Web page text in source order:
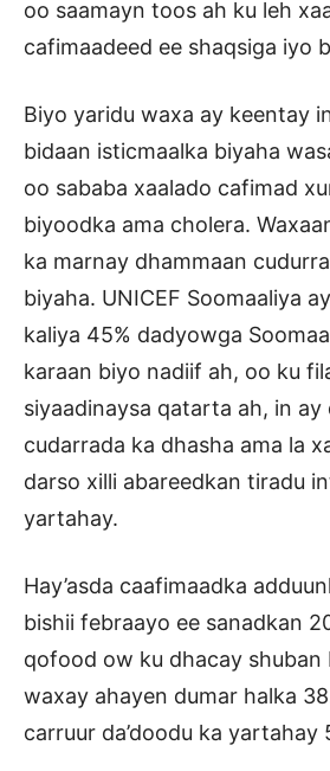
oo saamayn toos ah ku leh
cafimaadeed ee shaqsiga iyo
Biyo yaridu waxa ay keentay
bidaan isticmaalka biyaha
oo sababa xaalado cafimad
biyoodka ama cholera.
ka marnay dhammaan
biyaha. UNICEF Soomaaliya
kaliya 45% dadyowga
karaan biyo nadiif ah, oo ku
siyaadinaysa qatarta ah, in ay
cudarrada ka dhasha ama la
darso xilli abareedkan tiradu
yartahay.
Hay’asda caafimaadka
bishii febraayo ee sanadkan
qofood ow ku dhacay shuban
waxay ahayen dumar halka
carruur da’doodu ka yartahay